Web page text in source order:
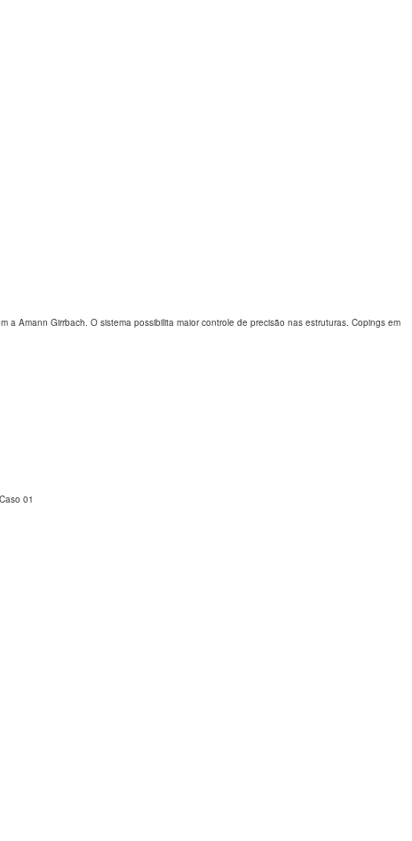
Amann Girrbach. O sistema possibilita maior controle de precisão nas estruturas. Copings em
01